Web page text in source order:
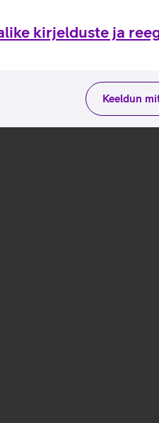
kirjelduste ja
Keeldun